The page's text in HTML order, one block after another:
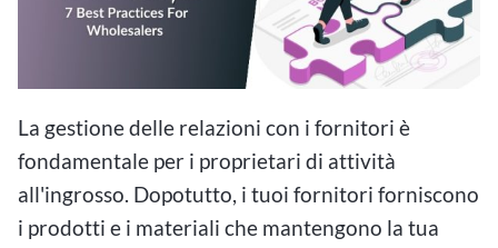
La gestione delle relazioni con i fornitori è
fondamentale per i proprietari di attività
all'ingrosso. Dopotutto, i tuoi fornitori forniscono
i prodotti e i materiali che mantengono la tua